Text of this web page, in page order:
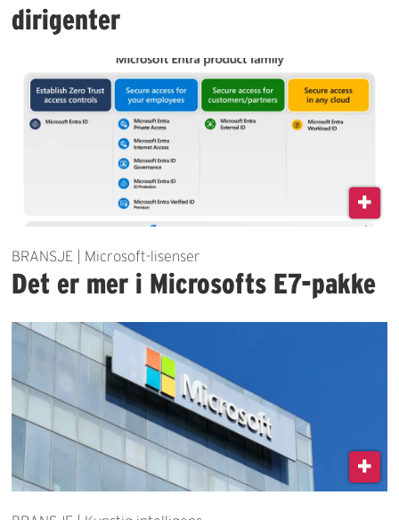
dirigenter
BRANSJE | Microsoft-lisenser
Det er mer i Microsofts E7-pakke